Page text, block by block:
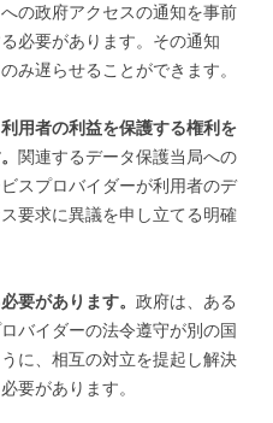
の政府アクセスの通知を事前
必要があります。その通知
み遅らせることができます。
用者の利益を保護する権利を
関連するデータ保護当局への
スプロバイダーが利用者のデ
要求に異議を申し立てる明確
要があります。 政府は、ある
バイダーの法令遵守が別の国
に、相互の対立を提起し解決
要があります。